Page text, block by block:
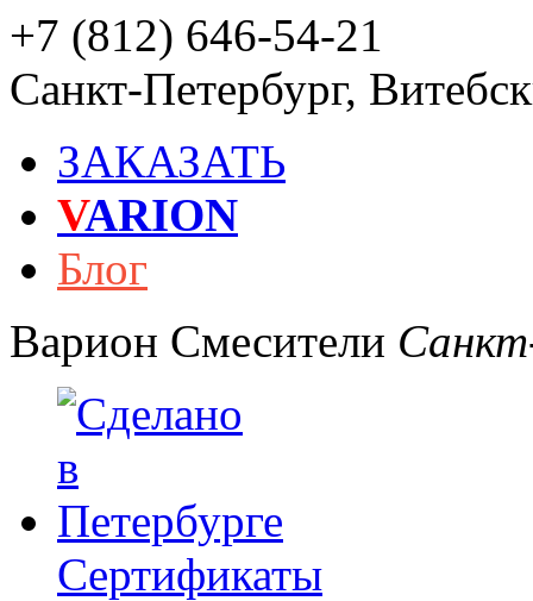
+7 (812) 646-54-21
Санкт-Петербург,
ЗАКАЗАТЬ
VARION
Блог
Варион Смесители
Сертификаты